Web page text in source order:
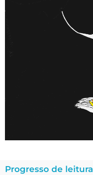
Progresso de leitura